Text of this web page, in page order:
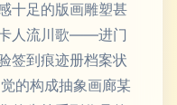
十足的版画雕塑甚
人流川歌——进门
签到痕迹册档案状
的构成抽象画廊某